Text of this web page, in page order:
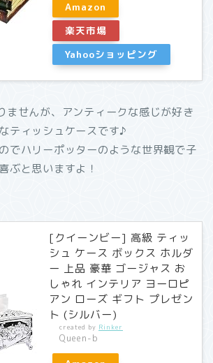
Amazon
楽天市場
Yahooショッピング
ませんが、アンティークな感じが好き
ティッシュケースです♪
でハリーポッターのような世界観で子
ぶと思いますよ！
[クイーンビー] 高級 ティッ
シュ ケース ボックス ホルダ
ー 上品 豪華 ゴージャス お
しゃれ インテリア ヨーロピ
アン ローズ ギフト プレゼン
ト (シルバー)
created by Rinker
Queen-b